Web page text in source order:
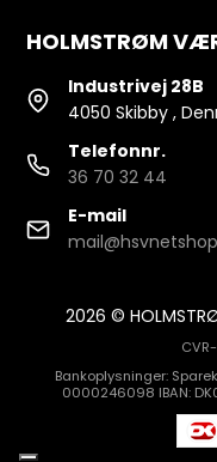
HOLMSTRØM
Industrivej 28B
4050 Skibby ,
Telefonnr.
36 70 32 44
E-mail
2026 ©
Bankoplysninger:
0000246098 IBAN: